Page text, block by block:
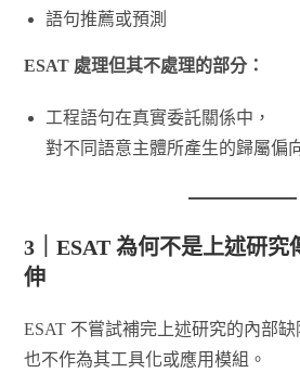
語句推薦或預測
ESAT 處理但其不處理的部分：
工程語句在真實委託關係中，
對不同語意主體所產生的歸屬偏
3｜ESAT 為何不是上述研究
伸
ESAT 不嘗試補完上述研究的內部缺
也不作為其工具化或應用模組。